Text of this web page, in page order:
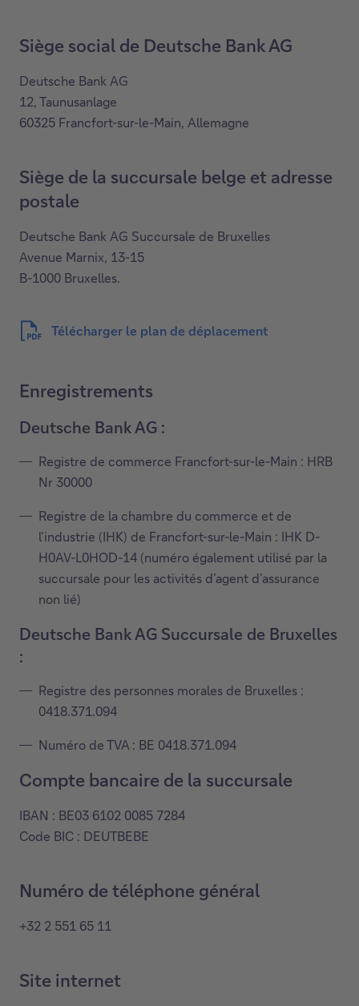
Siège social de Deutsche Bank AG
Deutsche Bank AG
12, Taunusanlage
60325 Francfort-sur-le-Main, Allemagne
Siège de la succursale belge et adresse
postale
Deutsche Bank AG Succursale de Bruxelles
Avenue Marnix, 13-15
B-1000 Bruxelles.
Télécharger le plan de déplacement
i
n
o
u
v
r
d
s
u
n
n
u
v
e
n
Enregistrements
Deutsche Bank AG :
Registre de commerce Francfort-sur-le-Main : HRB
Nr 30000
Registre de la chambre du commerce et de
l’industrie (IHK) de Francfort-sur-le-Main : IHK D-
H0AV-L0HOD-14 (numéro également utilisé par la
succursale pour les activités d’agent d’assurance
non lié)
Deutsche Bank AG Succursale de Bruxelles
:
Registre des personnes morales de Bruxelles :
0418.371.094
Numéro de TVA : BE 0418.371.094
Compte bancaire de la succursale
IBAN : BE03 6102 0085 7284
Code BIC : DEUTBEBE
Numéro de téléphone général
+32 2 551 65 11
Site internet